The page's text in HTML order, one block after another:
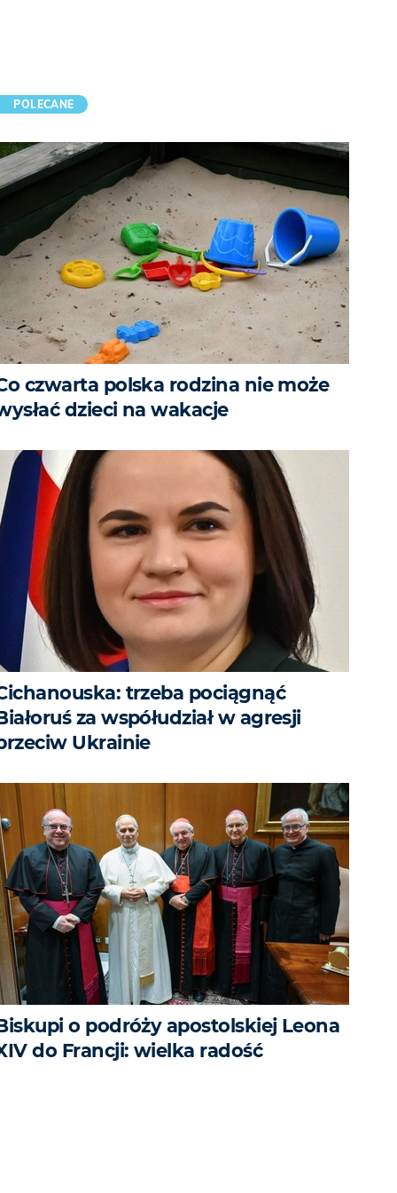
POLECANE
czwarta polska rodzina nie może
dzieci na wakacje
trzeba pociągnąć
za współudział w agresji
Ukrainie
o podróży apostolskiej Leona
do Francji: wielka radość